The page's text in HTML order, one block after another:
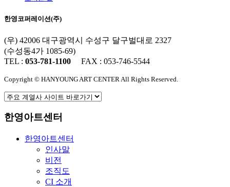
한영코퍼레이션(주)
(우) 42006 대구광역시 수성구 달구벌대로 2327
(수성동4가 1085-69)
TEL : 053-781-1100 FAX : 053-746-5544
Copyright © HANYOUNG ART CENTER All Rights Reserved.
한영아트센터
한영아트센터
인사말
비전
조직도
CI 소개